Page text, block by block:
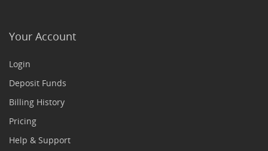
Your Account
Login
Deposit Funds
Billing History
Pricing
Help & Support